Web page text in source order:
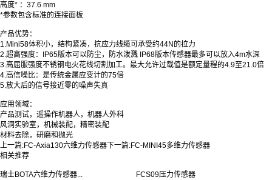
高度* ： 37.6 mm
*参数包含标准的连接面板
产品优势：
1.Mini58体积小，结构紧凑，抗应力线缆可承受约44N的拉力
2.超高强度：IP65版本可以防尘，防水泼溅 IP68版本传感器最多可以放入4m水深
3.高屈服强度不锈钢电火花线切割加工。最大允许过载值是额定量程的4.9至21.0倍
4.高信噪比：是传统金属应变计的75倍
5.放大后的信号接近零的噪声失真
应用领域：
产品测试，遥操作机器人，机器人外科
风洞实验室，机械装配，精密装配
材料去除，研磨和抛光
上一篇:FC-Axia130六维力传感器 下一篇:FC-MINI45多维力传感器
相关推荐
瑞士BOTA六维力传感器...
FCS09压力传感器